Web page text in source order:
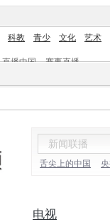
科教 青少 文化 艺术
直播中国
赛事直播
舌尖上的中国
电视